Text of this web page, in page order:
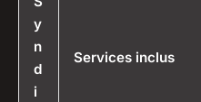
y
n
d
i
Services inclus